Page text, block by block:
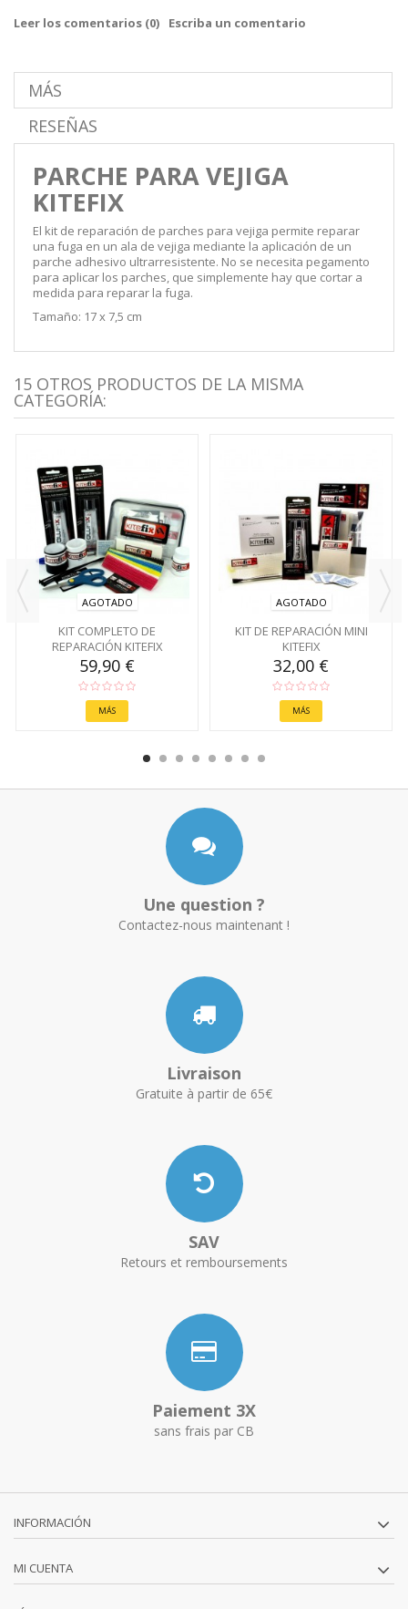
Leer los comentarios (0) Escriba un comentario
MÁS
RESEÑAS
PARCHE PARA VEJIGA
KITEFIX
El kit de reparación de parches para vejiga permite reparar
una fuga en un ala de vejiga mediante la aplicación de un
parche adhesivo ultrarresistente. No se necesita pegamento
para aplicar los parches, que simplemente hay que cortar a
medida para reparar la fuga.
Tamaño: 17 x 7,5 cm
15 OTROS PRODUCTOS DE LA MISMA
CATEGORÍA:
AGOTADO
KIT COMPLETO DE
REPARACIÓN KITEFIX
59,90 €
MÁS
AGOTADO
KIT DE REPARACIÓN MINI
KITEFIX
32,00 €
MÁS
Une question ?
Contactez-nous maintenant !
Livraison
Gratuite à partir de 65€
SAV
Retours et remboursements
Paiement 3X
sans frais par CB
INFORMACIÓN
MI CUENTA